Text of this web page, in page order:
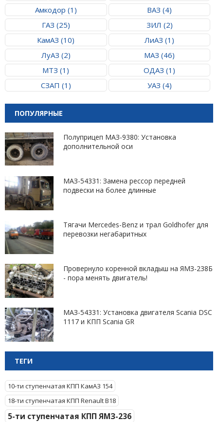
Амкодор (1)
ВАЗ (4)
ГАЗ (25)
ЗИЛ (2)
КамАЗ (10)
ЛиАЗ (1)
ЛуАЗ (2)
МАЗ (46)
МТЗ (1)
ОДАЗ (1)
СЗАП (1)
УАЗ (4)
ПОПУЛЯРНЫЕ
Полуприцеп МАЗ-9380: Установка
дополнительной оси
МАЗ-54331: Замена рессор передней
подвески на более длинные
Тягачи Mercedes-Benz и трал Goldhofer для
перевозки негабаритных
Провернуло коренной вкладыш на ЯМЗ-238Б
- пора менять двигатель!
МАЗ-54331: Установка двигателя Scania DSC
1117 и КПП Scania GR
ТЕГИ
10-ти ступенчатая КПП КамАЗ 154
18-ти ступенчатая КПП Renault B18
5-ти ступенчатая КПП ЯМЗ-236